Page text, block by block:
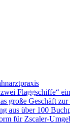
Flaggschiffe“ ein
große Geschäft
aus über 100
für Zscaler-